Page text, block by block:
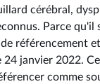
cérébral,
Parce qu'il
référencement
24 janvier 2022.
comme